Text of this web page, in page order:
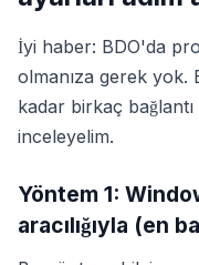
İyi haber: BDO'da
olmanıza gerek yok.
kadar birkaç
inceleyelim.
Yöntem 1:
aracılığıyla (en